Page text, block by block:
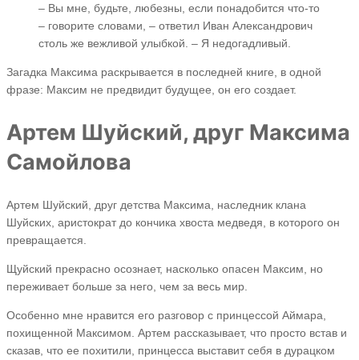
– Вы мне, будьте, любезны, если понадобится что-то
– говорите словами, – ответил Иван Александрович
столь же вежливой улыбкой. – Я недогадливый.
Загадка Максима раскрывается в последней книге, в одной
фразе: Максим не предвидит будущее, он его создает.
Артем Шуйский, друг Максима
Самойлова
Артем Шуйский, друг детства Максима, наследник клана
Шуйских, аристократ до кончика хвоста медведя, в которого он
превращается.
Щуйский прекрасно осознает, насколько опасен Максим, но
переживает больше за него, чем за весь мир.
Особенно мне нравится его разговор с принцессой Аймара,
похищенной Максимом. Артем рассказывает, что просто встав и
сказав, что ее похитили, принцесса выставит себя в дурацком